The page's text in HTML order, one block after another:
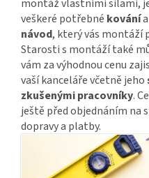
montáž vlastními silami,
veškeré potřebné kování
návod, který vás montáží
Starosti s montáží také
vám za výhodnou cenu
vaší kanceláře včetně jeho
zkušenými pracovníky.
ještě před objednáním na
dopravy a platby.